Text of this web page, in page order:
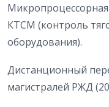
КТСМ (контроль
оборудования).
Дистанционный
магистралей РЖД